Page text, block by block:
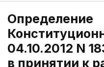
Определение
04.10.2012 N
в принятии к